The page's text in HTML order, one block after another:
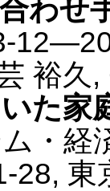
わせ
12—
裕久
た家
・経
28, 東